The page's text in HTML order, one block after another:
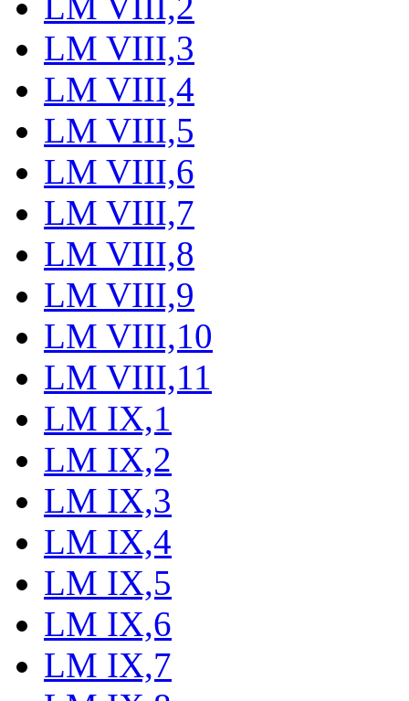
LM VIII,3
LM VIII,4
LM VIII,5
LM VIII,6
LM VIII,7
LM VIII,8
LM VIII,9
LM VIII,10
LM VIII,11
LM IX,1
LM IX,2
LM IX,3
LM IX,4
LM IX,5
LM IX,6
LM IX,7